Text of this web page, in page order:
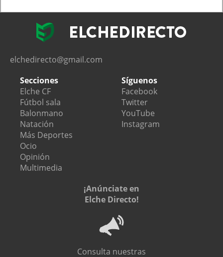
elchedirecto@gmail.com
Secciones
Elche CF
Fútbol sala
Balonmano
Natación
Más Deportes
Ocio
Opinión
Multimedia
Síguenos
Facebook
Twitter
YouTube
Instagram
¡Anúnciate en
Elche Directo!
Consulta nuestras